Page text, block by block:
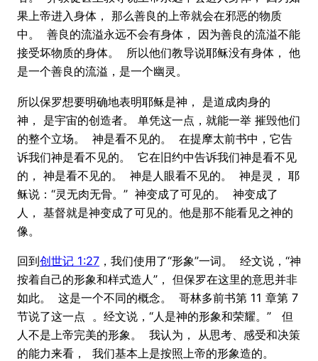
果上帝进入身体， 那么善良的上帝就会在邪恶的物质
中。 善良的流溢永远不会有身体， 因为善良的流溢不能
接受坏物质的身体。 所以他们教导说耶稣没有身体， 他
是一个善良的流溢，是一个幽灵。
所以保罗想要明确地表明耶稣是神， 是道成肉身的
神， 是宇宙的创造者。 单凭这一点，就能一举 摧毁他们
的整个立场。 神是看不见的。 在提摩太前书中，它告
诉我们神是看不见的。 它在旧约中告诉我们神是看不见
的， 神是看不见的。 神是人眼看不见的。 神是灵， 耶
稣说：“灵无肉无骨。” 神变成了可见的。 神变成了
人， 基督就是神变成了可见的。他是那不能看见之神的
像。
回到创世记 1:27 ，我们使用了“形象”一词。 经文说，“神
按着自己的形象和样式造人”， 但保罗在这里的意思并非
如此。 这是一个不同的概念。 哥林多前书第 11 章第 7
节说了这一点 。经文说，“人是神的形象和荣耀。” 但
人不是上帝完美的形象。 我认为， 从思考、感受和决策
的能力来看， 我们基本上是按照上帝的形象造的。